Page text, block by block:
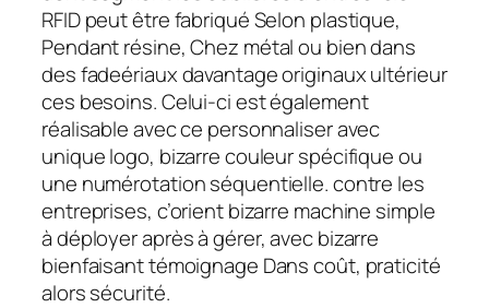
RFID peut être fabriqué Selon plastique,
Pendant résine, Chez métal ou bien dans
des fadeériaux davantage originaux ultérieur
ces besoins. Celui-ci est également
réalisable avec ce personnaliser avec
unique logo, bizarre couleur spécifique ou
une numérotation séquentielle. contre les
entreprises, c’orient bizarre machine simple
à déployer après à gérer, avec bizarre
bienfaisant témoignage Dans coût, praticité
alors sécurité.